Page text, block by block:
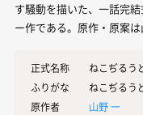
す騒動を描いた、一話完
ー作である。原作・原案は
正式名称
ねこぢるう
ふりがな
ねこぢるう
原作者
山野 一